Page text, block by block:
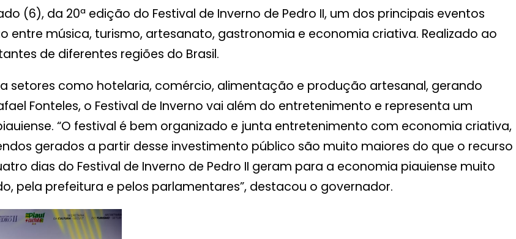
(6), da 20ª edição do Festival de Inverno de Pedro II, um dos principais eventos
entre música, turismo, artesanato, gastronomia e economia criativa. Realizado ao
de diferentes regiões do Brasil.
setores como hotelaria, comércio, alimentação e produção artesanal, gerando
Fonteles, o Festival de Inverno vai além do entretenimento e representa um
“O festival é bem organizado e junta entretenimento com economia criativa,
gerados a partir desse investimento público são muito maiores do que o recurso
dias do Festival de Inverno de Pedro II geram para a economia piauiense muito
pela prefeitura e pelos parlamentares”, destacou o governador.